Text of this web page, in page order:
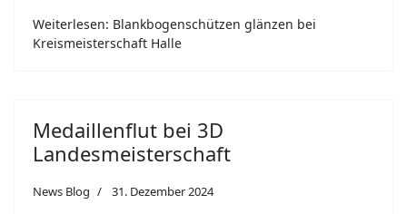
Weiterlesen: Blankbogenschützen glänzen bei
Kreismeisterschaft Halle
Medaillenflut bei 3D
Landesmeisterschaft
News Blog 31. Dezember 2024